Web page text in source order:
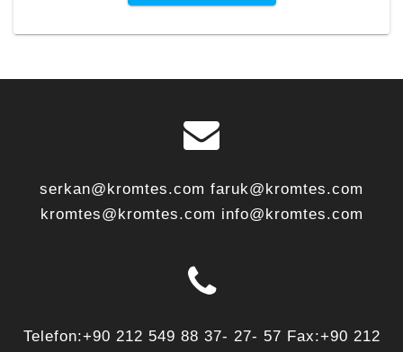
serkan@kromtes.com faruk@kromtes.com
kromtes@kromtes.com info@kromtes.com
Telefon:+90 212 549 88 37- 27- 57 Fax:+90 212